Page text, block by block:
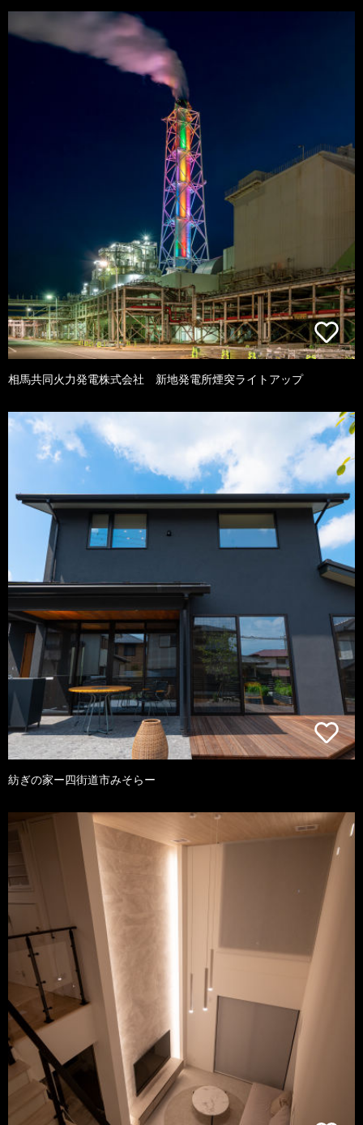
相馬共同火力発電株式会社 新地発電所煙突ライトアップ
紡ぎの家ー四街道市みそらー